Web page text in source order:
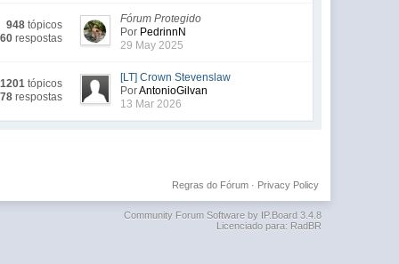
948 tópicos
respostas
Fórum Protegido
Por PedrinnN
29 May 2025
1201 tópicos
respostas
[LT] Crown Stevenslaw
PorAntonioGilvan
13 Mar 2026
Privacy Policy
Regras do Fórum·
Community Forum Software by IP.Board 3.4.8
Licenciado para: RadBR